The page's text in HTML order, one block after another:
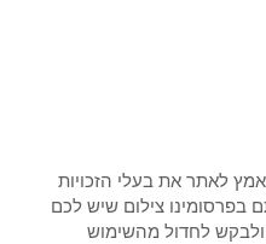
לאתר את בעלי הזכויות
בפרסומינו צילום שיש לכם
ולבקש לחדול מהשימוש